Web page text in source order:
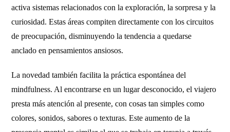
activa sistemas relacionados con la exploración, la sorpresa y la
curiosidad. Estas áreas compiten directamente con los circuitos
de preocupación, disminuyendo la tendencia a quedarse
anclado en pensamientos ansiosos.
La novedad también facilita la práctica espontánea del
mindfulness. Al encontrarse en un lugar desconocido, el viajero
presta más atención al presente, con cosas tan simples como
colores, sonidos, sabores o texturas. Este aumento de la